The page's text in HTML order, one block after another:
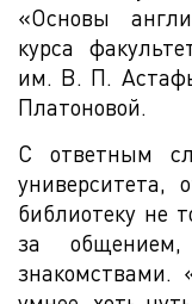
«Основы
курса
им. В. П.
Платоновой.
С ответным
университета,
библиотеку не
за
знакомствами.